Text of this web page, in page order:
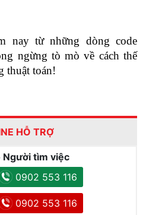
nay từ những dòng code
ngừng tò mò về cách thế
thuật toán!
HỖ TRỢ
Người tìm việc
0902 553 116
0902 553 116